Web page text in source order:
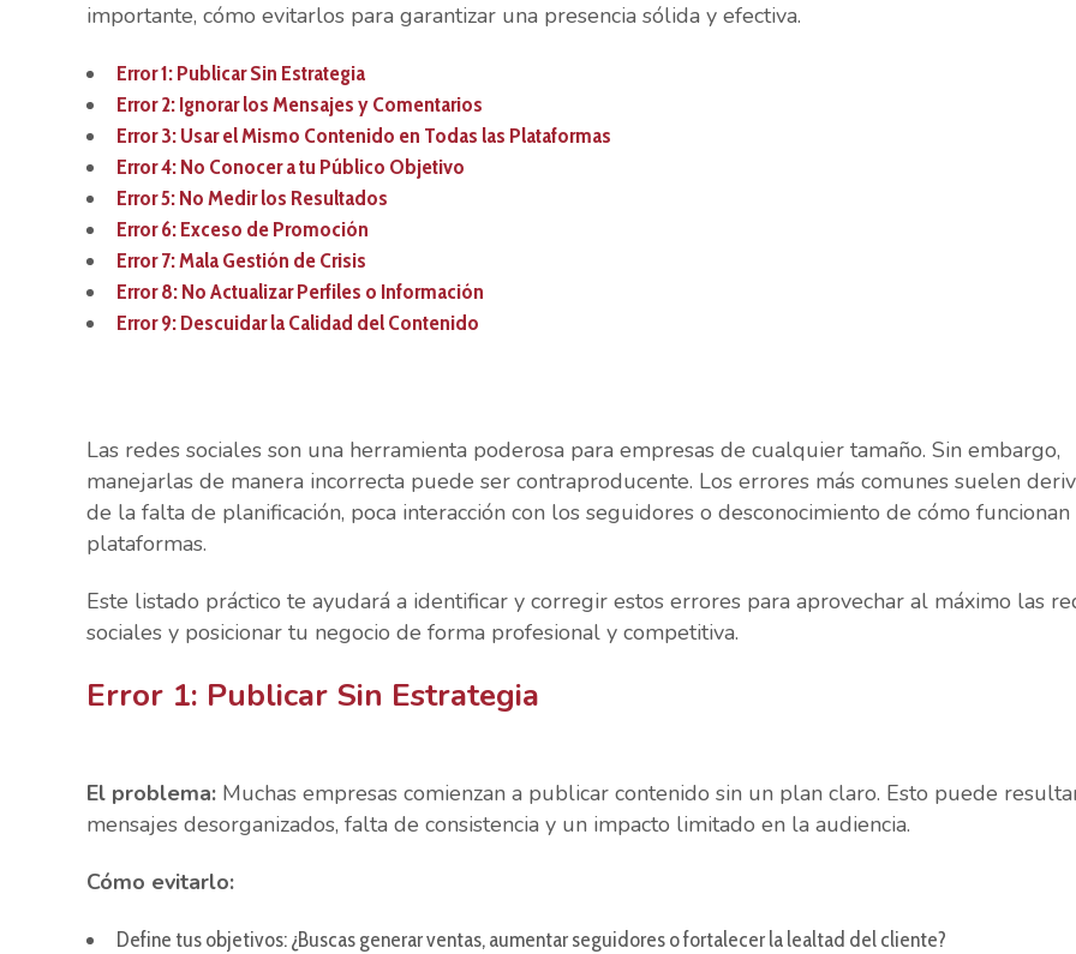
importante, cómo evitarlos para garantizar una presencia sólida y efectiva.
Error 1: Publicar Sin Estrategia
Error 2: Ignorar los Mensajes y Comentarios
Error 3: Usar el Mismo Contenido en Todas las Plataformas
Error 4: No Conocer a tu Público Objetivo
Error 5: No Medir los Resultados
Error 6: Exceso de Promoción
Error 7: Mala Gestión de Crisis
Error 8: No Actualizar Perfiles o Información
Error 9: Descuidar la Calidad del Contenido
Las redes sociales son una herramienta poderosa para empresas de cualquier tamaño. Sin embargo,
manejarlas de manera incorrecta puede ser contraproducente. Los errores más comunes suelen
de la falta de planificación, poca interacción con los seguidores o desconocimiento de cómo funcionan
plataformas.
Este listado práctico te ayudará a identificar y corregir estos errores para aprovechar al máximo las
sociales y posicionar tu negocio de forma profesional y competitiva.
Error 1: Publicar Sin Estrategia
El problema: Muchas empresas comienzan a publicar contenido sin un plan claro. Esto puede
mensajes desorganizados, falta de consistencia y un impacto limitado en la audiencia.
Cómo evitarlo:
Define tus objetivos: ¿Buscas generar ventas, aumentar seguidores o fortalecer la lealtad del cliente?